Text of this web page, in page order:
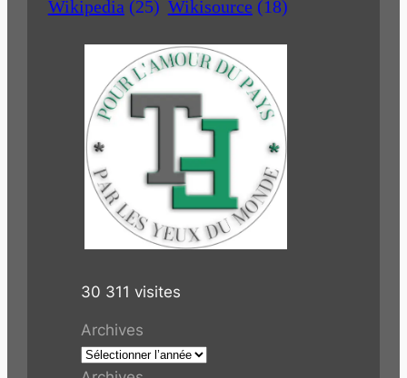
Wikipedia (25) Wikisource (18)
30 311 visites
Archives